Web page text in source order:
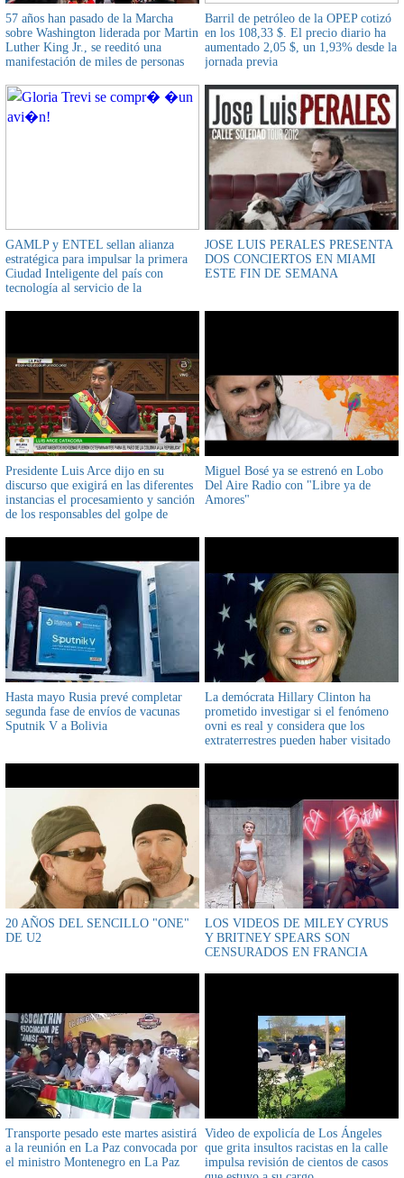
57 años han pasado de la Marcha
sobre Washington liderada por Martin
Luther King Jr., se reeditó una
manifestación de miles de personas
policial
Barril de petróleo de la OPEP cotizó
en los 108,33 $. El precio diario ha
aumentado 2,05 $, un 1,93% desde la
jornada previa
GAMLP y ENTEL sellan alianza
estratégica para impulsar la primera
Ciudad Inteligente del país con
tecnología al servicio de la
JOSE LUIS PERALES PRESENTA
DOS CONCIERTOS EN MIAMI
ESTE FIN DE SEMANA
Presidente Luis Arce dijo en su
discurso que exigirá en las diferentes
instancias el procesamiento y sanción
de los responsables del golpe de
Miguel Bosé ya se estrenó en Lobo
Del Aire Radio con "Libre ya de
Amores"
Hasta mayo Rusia prevé completar
segunda fase de envíos de vacunas
Sputnik V a Bolivia
La demócrata Hillary Clinton ha
prometido investigar si el fenómeno
ovni es real y considera que los
extraterrestres pueden haber visitado
20 AÑOS DEL SENCILLO "ONE"
DE U2
LOS VIDEOS DE MILEY CYRUS
Y BRITNEY SPEARS SON
CENSURADOS EN FRANCIA
Transporte pesado este martes asistirá
a la reunión en La Paz convocada por
el ministro Montenegro en La Paz
Video de expolicía de Los Ángeles
que grita insultos racistas en la calle
impulsa revisión de cientos de casos